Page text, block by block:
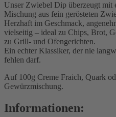
Unser Zwiebel Dip überzeugt mit
Mischung aus fein gerösteten
Herzhaft im Geschmack,
vielseitig – ideal zu Chips, Brot,
zu Grill- und Ofengerichten.
Ein echter Klassiker, der nie
fehlen darf.
Auf 100g Creme Fraich, Quark
Gewürzmischung.
Informationen: